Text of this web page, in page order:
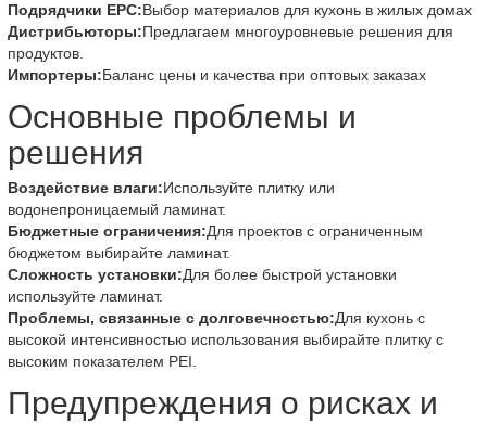
Подрядчики EPC:Выбор материалов для кухонь в жилых домах
Дистрибьюторы:Предлагаем многоуровневые решения для
продуктов.
Импортеры:Баланс цены и качества при оптовых заказах
Основные проблемы и
решения
Воздействие влаги:Используйте плитку или
водонепроницаемый ламинат.
Бюджетные ограничения:Для проектов с ограниченным
бюджетом выбирайте ламинат.
Сложность установки:Для более быстрой установки
используйте ламинат.
Проблемы, связанные с долговечностью:Для кухонь с
высокой интенсивностью использования выбирайте плитку с
высоким показателем PEI.
Предупреждения о рисках и